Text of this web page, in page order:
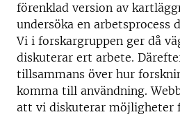
förenklad version av
undersöka en arbetsprocess
Vi i forskargruppen ger då
diskuterar ert arbete.
tillsammans över hur
komma till användning.
att vi diskuterar möjligheter